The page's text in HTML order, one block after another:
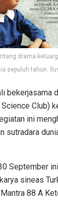
drama
sepuluh tahun.
bekerjasama
Science Club)
ini
sutradara
September
sineas
88 A